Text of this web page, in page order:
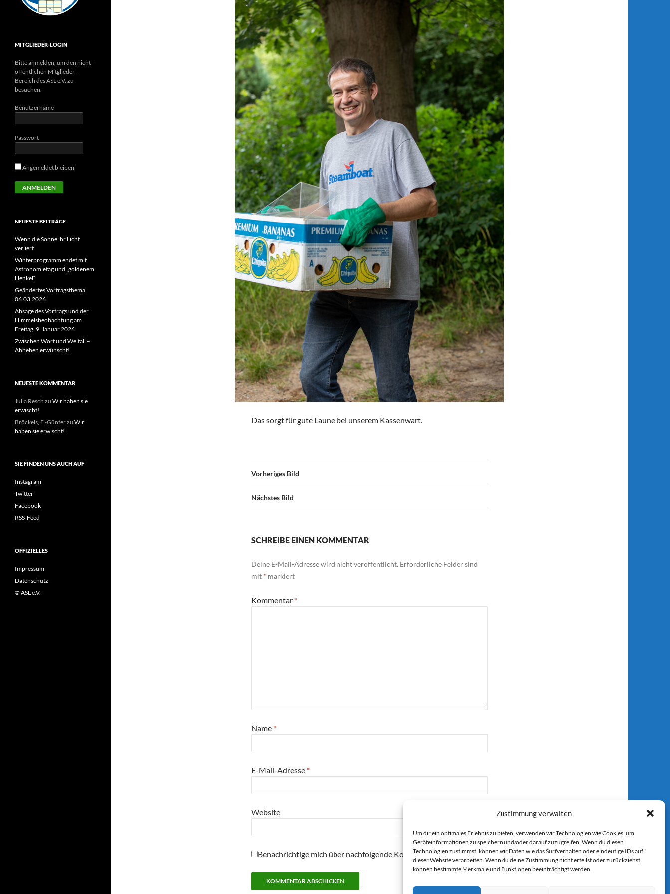
Zustimmung verwalten
Um dir ein optimales Erlebnis zu bieten, verwenden wir Technologien wie Cookies, um
Geräteinformationen zu speichern und/oder darauf zuzugreifen. Wenn du diesen
Technologien zustimmst, können wir Daten wie das Surfverhalten oder eindeutige IDs auf
dieser Website verarbeiten. Wenn du deine Zustimmung nicht erteilst oder zurückziehst,
können bestimmte Merkmale und Funktionen beeinträchtigt werden.
Das sorgt für gute Laune bei unserem Kassenwart.
Vorheriges Bild
Nächstes Bild
SCHREIBE EINEN KOMMENTAR
Deine E-Mail-Adresse wird nicht veröffentlicht. Erforderliche Felder sind
mit * markiert
Kommentar *
Name *
E-Mail-Adresse *
Website
Benachrichtige mich über nachfolgende Kommentare per E-Mail.
MITGLIEDER-LOGIN
Bitte anmelden, um den nicht-
öffentlichen Mitglieder-
Bereich des ASL e.V. zu
besuchen.
Benutzername
Passwort
Angemeldet bleiben
NEUESTE BEITRÄGE
Wenn die Sonne ihr Licht
verliert
Winterprogramm endet mit
Astronomietag und „goldenem
Henkel“
Geändertes Vortragsthema
06.03.2026
Absage des Vortrags und der
Himmelsbeobachtung am
Freitag, 9. Januar 2026
Zwischen Wort und Weltall –
Abheben erwünscht!
NEUESTE KOMMENTAR
Julia Resch zu Wir haben sie
erwischt!
Bröckels, E.-Günterzu Wir
haben sie erwischt!
SIE FINDEN UNS AUCH AUF
Instagram
Twitter
Facebook
RSS-Feed
OFFIZIELLES
Impressum
Datenschutz
© ASL e.V.